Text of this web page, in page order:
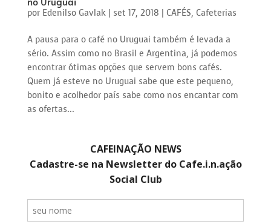
por Edenilso Gavlak| set 17, 2018 | CAFÉS, Cafeterias
A pausa para o café no Uruguai também é levada a
sério. Assim como no Brasil e Argentina, já podemos
encontrar ótimas opções que servem bons cafés.
Quem já esteve no Uruguai sabe que este pequeno,
bonito e acolhedor país sabe como nos encantar com
as ofertas...